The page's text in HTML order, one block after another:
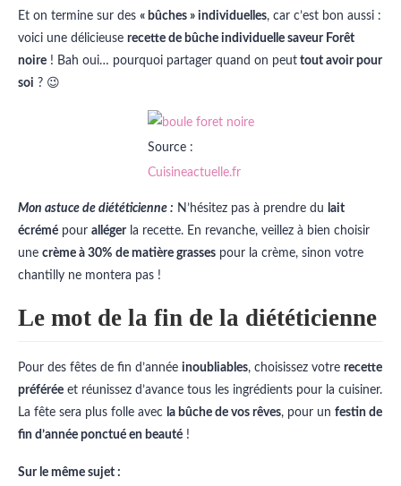
Et on termine sur des « bûches » individuelles, car c’est bon aussi :
voici une délicieuse recette de bûche individuelle saveur Forêt
noire ! Bah oui… pourquoi partager quand on peut tout avoir pour
soi ? 😉
Source :
Cuisineactuelle.fr
Mon astuce de diététicienne : N’hésitez pas à prendre du lait
écrémé pour allégerla recette. En revanche, veillez à bien choisir
une crème à 30% de matière grasses pour la crème, sinon votre
chantilly ne montera pas !
Le mot de la fin de la diététicienne
Pour des fêtes de fin d’année inoubliables, choisissez votre recette
préférée et réunissez d’avance tous les ingrédients pour la cuisiner.
La fête sera plus folle avec la bûche de vos rêves, pour un festin de
fin d’année ponctué en beauté !
Sur le même sujet :